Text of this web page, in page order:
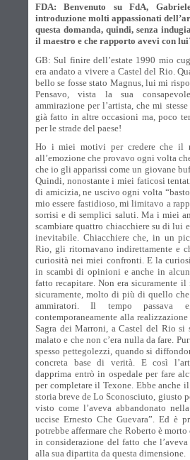
FDA: Benvenuto su FdA,
introduzione molti appassionati
questa domanda, quindi, senza
il maestro e che rapporto avevi con
GB: Sul finire dell’estate 1990 mio
era andato a vivere a Castel del Rio.
bello se fosse stato Magnus, lui mi
Pensavo, vista la sua
ammirazione per l’artista, che mi
già fatto in altre occasioni ma, poco
per le strade del paese!
Ho i miei motivi per credere che il
all’emozione che provavo ogni volta
che io gli apparissi come un giovane
Quindi, nonostante i miei faticosi
di amicizia, ne uscivo ogni volta
mio essere fastidioso, mi limitavo a
sorrisi e di semplici saluti. Ma i miei
scambiare quattro chiacchiere su di lui
inevitabile. Chiacchiere che, in un
Rio, gli ritornavano indirettamente e
curiosità nei miei confronti. E la
in scambi di opinioni e anche in
fatto recapitare. Non era sicuramente
sicuramente, molto di più di quello
ammiratori. Il tempo passava
contemporaneamente alla
Sagra dei Marroni, a Castel del Rio si
malato e che non c’era nulla da fare.
spesso pettegolezzi, quando si
concreta base di verità. E così
dapprima entrò in ospedale per fare
per completare il Texone. Ebbe anche
storia breve de Lo Sconosciuto, giusto
visto come l’aveva abbandonato
uccise Ernesto Che Guevara”. Ed è
potrebbe affermare che Roberto è
in considerazione del fatto che
alla sua dipartita da questa dimensione.